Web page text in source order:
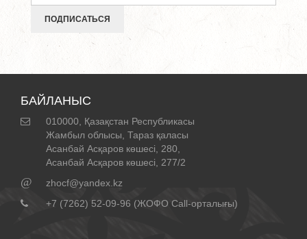
ПОДПИСАТЬСЯ
БАЙЛАНЫС
010000, Қазақстан Республикасы
Жамбыл облысы, Тараз қаласы
Асанбай Асқаров көшесі, 280,
Асанбай Асқаров көшесі, 277/2
@
zhocf@yandex.kz
+7 (7262) 52-09-96 (ЖОФО Call-орталығы)